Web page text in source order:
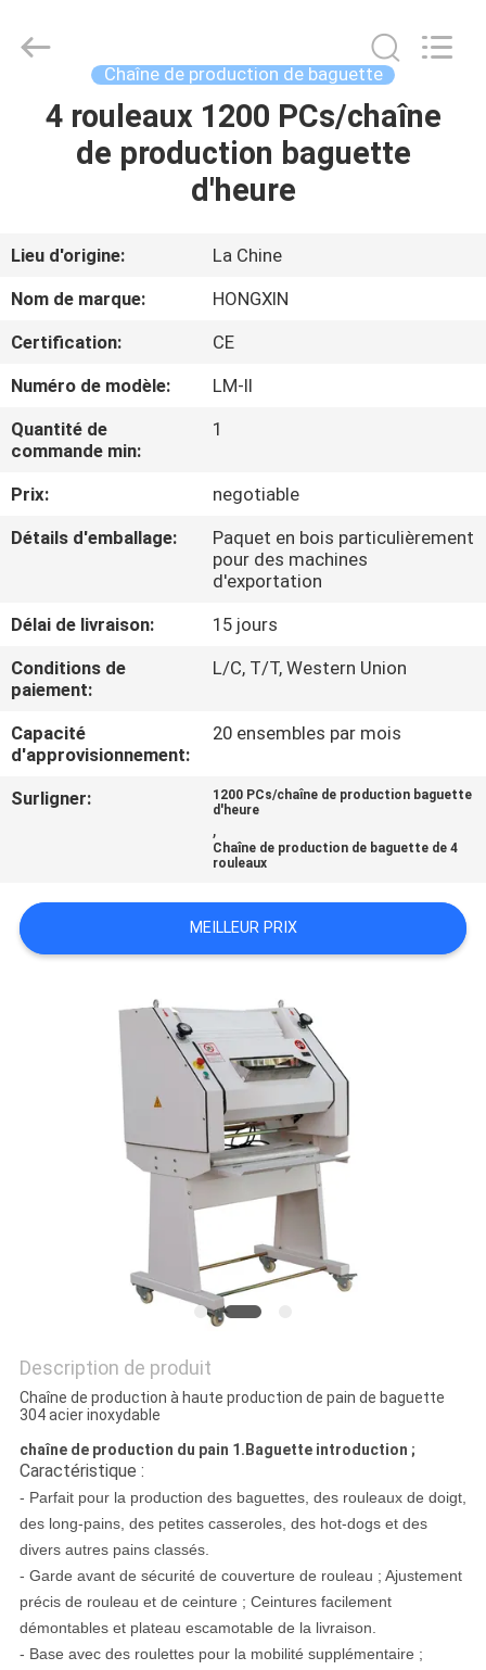
PRODUITS
LE
VR
PROPOS
DE
VISITE
DE
L'USINE
CONTRÔLE
QUALITÉ
CONTACTER
NOUVELLES
DEMANDEZ
PRIVACY
POLICY
Food
Machinery
Chaîne de production de baguette
4 rouleaux 1200 PCs/chaîne
de production baguette
d'heure
Lieu d'origine:
La Chine
Nom de marque:
HONGXIN
Certification:
CE
Numéro de modèle:
LM-II
Quantité de
commande min:
1
Prix:
negotiable
Détails d'emballage:
Paquet en bois particulièrement
pour des machines
d'exportation
Délai de livraison:
15 jours
Conditions de
paiement:
L/C, T/T, Western Union
Capacité
d'approvisionnement:
20 ensembles par mois
Surligner:
1200 PCs/chaîne de production baguette
d'heure
,
Chaîne de production de baguette de 4
rouleaux
MEILLEUR PRIX
Description de produit
Chaîne de production à haute production de pain de baguette
304 acier inoxydable
chaîne de production du pain 1.Baguette introduction ;
Caractéristique :
- Parfait pour la production des baguettes, des rouleaux de doigt,
des long-pains, des petites casseroles, des hot-dogs et des
divers autres pains classés.
- Garde avant de sécurité de couverture de rouleau ; Ajustement
précis de rouleau et de ceinture ; Ceintures facilement
démontables et plateau escamotable de la livraison.
- Base avec des roulettes pour la mobilité supplémentaire ;